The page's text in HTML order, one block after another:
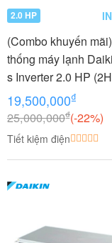
2.0 HP
(Combo khuyến
thống máy lạnh
s Inverter 2.0 HP
Ngựa) - 1 dàn nóng 2
lạnh (1.0 + 1.0 HP (1
MKC50RVMV-
19,500,000₫
25,000,000₫(-22%)
Tiết kiệm điện